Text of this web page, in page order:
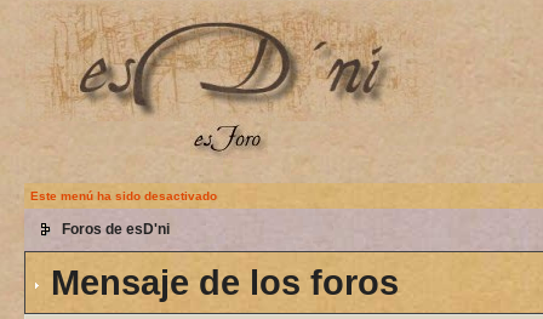
Este menú ha sido desactivado
Foros de esD'ni
Mensaje de los foros